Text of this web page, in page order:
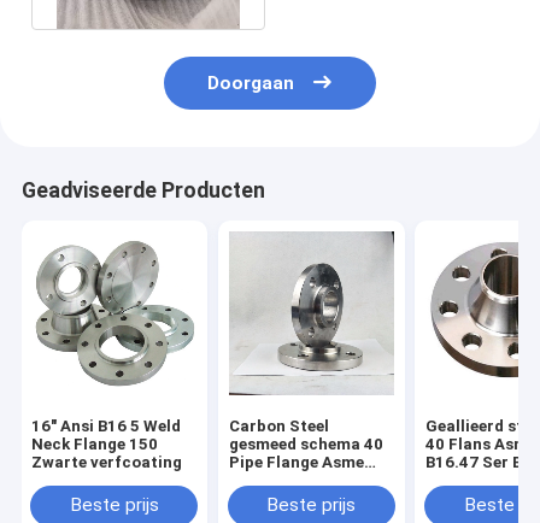
Doorgaan
Geadviseerde Producten
16" Ansi B16 5 Weld
Neck Flange 150
Zwarte verfcoating
Beste prijs
Carbon Steel
gesmeed schema 40
Pipe Flange Asme
Beste prijs
Geallieerd
40 Flans Asme
B16.47 Ser B
Beste